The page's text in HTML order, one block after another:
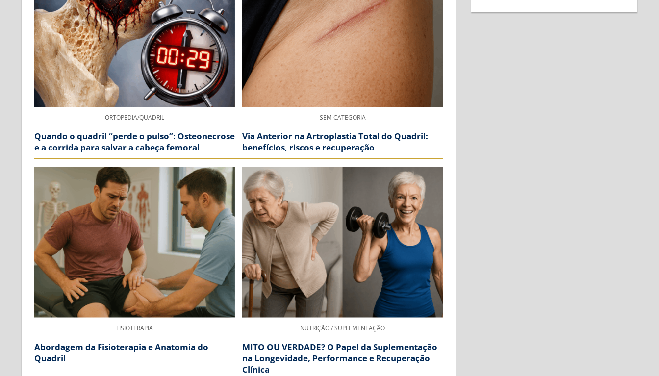
ORTOPEDIA/QUADRIL
Quando o quadril “perde o pulso”: Osteonecrose
e a corrida para salvar a cabeça femoral
SEM CATEGORIA
Via Anterior na Artroplastia Total do Quadril:
benefícios, riscos e recuperação
FISIOTERAPIA
Abordagem da Fisioterapia e Anatomia do
Quadril
NUTRIÇÃO / SUPLEMENTAÇÃO
MITO OU VERDADE? O Papel da Suplementação
na Longevidade, Performance e Recuperação
Clínica